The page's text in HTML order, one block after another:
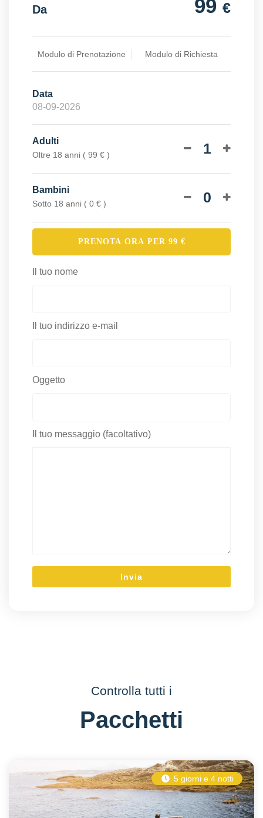
Da 99 €
Modulo di Prenotazione Modulo di Richiesta
Data
Adulti
Oltre 18 anni ( 99 € ) 1
Bambini
Sotto 18 anni ( 0 € ) 0
PRENOTA ORA PER 99 €
Il tuo nome
Il tuo indirizzo e-mail
Oggetto
Il tuo messaggio (facoltativo)
Controlla tutti i
Pacchetti
5 giorni e 4 notti